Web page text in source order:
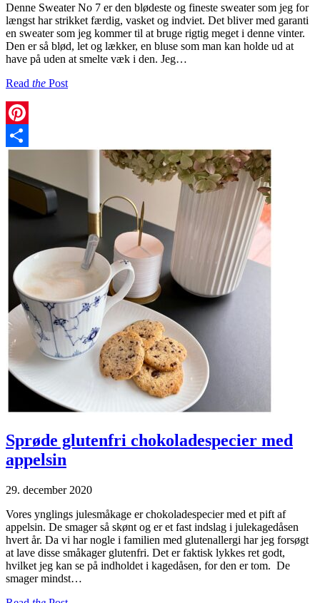
Denne Sweater No 7 er den blødeste og fineste sweater som jeg for
længst har strikket færdig, vasket og indviet. Det bliver med garanti
en sweater som jeg kommer til at bruge rigtig meget i denne vinter.
Den er så blød, let og lækker, en bluse som man kan holde ud at
have på uden at smelte væk i den. Jeg…
Read the Post
Pinterest
Sprøde glutenfri chokoladespecier med
appelsin
29. december 2020
Vores ynglings julesmåkage er chokoladespecier med et pift af
appelsin. De smager så skønt og er et fast indslag i julekagedåsen
hvert år. Da vi har nogle i familien med glutenallergi har jeg forsøgt
at lave disse småkager glutenfri. Det er faktisk lykkes ret godt,
hvilket jeg kan se på indholdet i kagedåsen, for den er tom. De
smager mindst…